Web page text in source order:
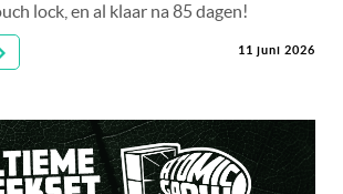
lock, en al klaar na 85 dagen!
11 juni 2026